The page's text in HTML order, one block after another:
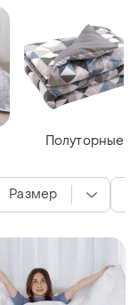
Полуторные
Размер